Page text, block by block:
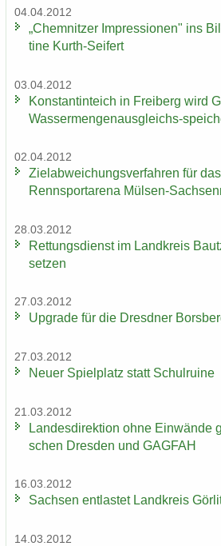
04.04.2012
„Chem­nit­zer Im­pres­sio­nen" ins
ti­ne Kurth-​Seifert
03.04.2012
Kon­stan­tin­teich in Frei­berg wird
Wassermengenausgleichs-​
02.04.2012
Ziel­ab­wei­chungs­ver­fah­ren für
Rennsportarena Mülsen-​
28.03.2012
Ret­tungs­dienst im Land­kreis
set­zen
27.03.2012
Up­grade für die Dresd­ner
27.03.2012
Neuer Spiel­platz statt Schul­rui­ne
21.03.2012
Lan­des­di­rek­ti­on ohne Ein­wän­de
schen Dres­den und GAG­FAH
16.03.2012
Sach­sen ent­las­tet Land­kreis
14.03.2012